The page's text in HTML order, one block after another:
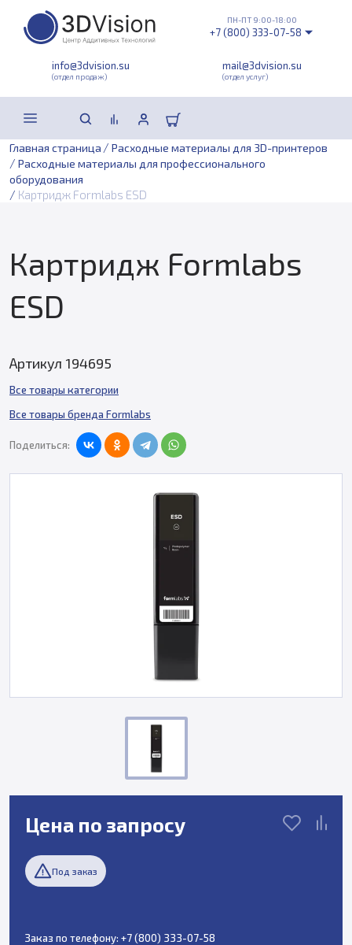
info@3dvision.su
(отдел продаж)
mail@3dvision.su
(отдел услуг)
ПН-ПТ 9:00-18:00
+7 (800) 333-07-58
Главная страница / Расходные материалы для 3D-принтеров
/ Расходные материалы для профессионального
оборудования
/ Картридж Formlabs ESD
Картридж Formlabs
ESD
Артикул 194695
Все товары категории
Все товары бренда Formlabs
Поделиться:
Цена по запросу
Под заказ
Заказ по телефону: +7 (800) 333-07-58